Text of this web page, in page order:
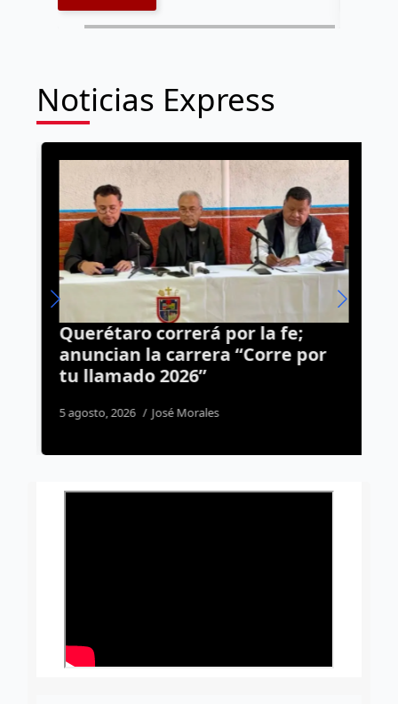
Noticias Express
Querétaro correrá por la fe;
anuncian la carrera “Corre por
tu llamado 2026”
5 agosto, 2026 José Morales